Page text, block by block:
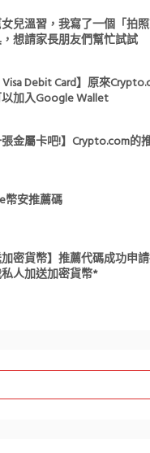
兒溫習，我寫了一個「拍
想請家長朋友們幫忙試試
Visa Debit Card】原來
加入Google Wallet
張金屬卡吧!】Crypto.com的
幣安推薦碼
加密貨幣】推薦代碼成功申
人加送加密貨幣*